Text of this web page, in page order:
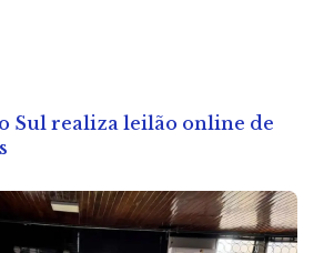
Sul realiza leilão online de